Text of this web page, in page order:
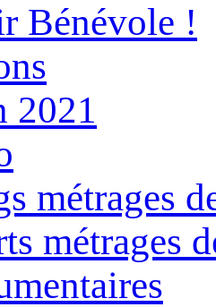
Bénévole !
2021
métrages
métrages